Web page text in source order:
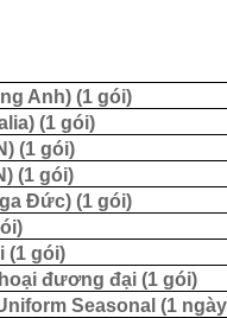
Anh) (1 gói)
(1 gói)
(1 gói)
(1 gói)
Đức) (1 gói)
(1 gói)
đương đại (1 gói)
Seasonal (1